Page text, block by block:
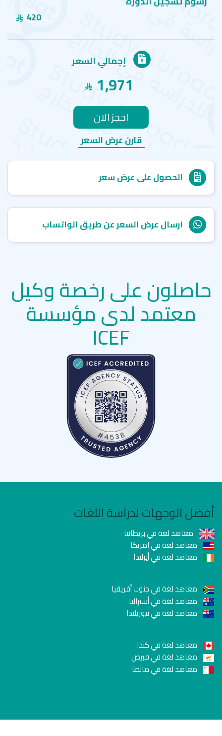
420
إجمالي السعر
1,971
احجز الان
قارن عرض السعر
الحصول على عرض سعر
ارسال عرض السعر عن طريق الواتساب
حاصلون على رخصة وكيل
معتمد لدى مؤسسة
ICEF
أفضل الوجهات لدراسة اللغات
معاهد لغة في بريطانيا
معاهد لغة في امريكا
معاهد لغة في أيرلندا
معاهد لغة في جنوب أفريقيا
معاهد لغة في أستراليا
معاهد لغة في نيوزيلندا
معاهد لغة في كندا
معاهد لغة في قبرص
معاهد لغة في مالطا